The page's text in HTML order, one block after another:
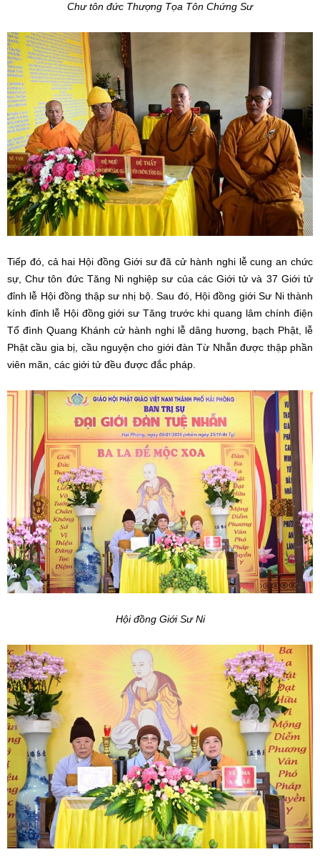
Chư tôn đức Thượng Tọa Tôn Chứng Sư
Tiếp đó, cả hai Hội đồng Giới sư đã cử hành nghi lễ cung an chức
sự, Chư tôn đức Tăng Ni nghiệp sư của các Giới tử và 37 Giới tử
đỉnh lễ Hội đồng thập sư nhị bộ. Sau đó, Hội đồng giới Sư Ni thành
kính đỉnh lễ Hội đồng giới sư Tăng trước khi quang lâm chính điện
Tổ đình Quang Khánh cử hành nghi lễ dâng hương, bạch Phật, lễ
Phật cầu gia bị, cầu nguyện cho giới đàn Từ Nhẫn được thập phần
viên mãn, các giới tử đều được đắc pháp.
Hội đồng Giới Sư Ni